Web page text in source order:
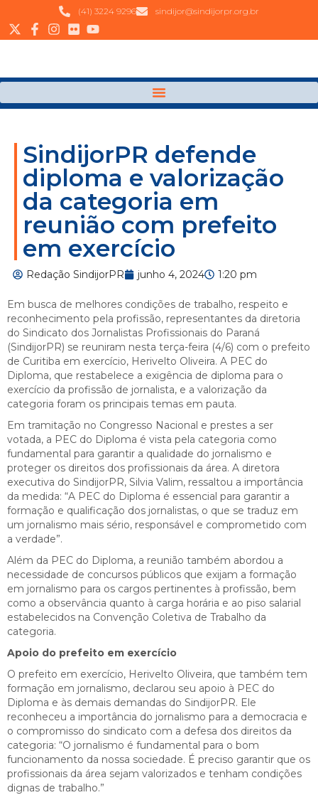
(41) 3224 9296 sindijor@sindijorpr.org.br
SindijorPR defende
diploma e valorização
da categoria em
reunião com prefeito
em exercício
Redação SindijorPR junho 4, 2024 1:20 pm
Em busca de melhores condições de trabalho, respeito e
reconhecimento pela profissão, representantes da diretoria
do Sindicato dos Jornalistas Profissionais do Paraná
(SindijorPR) se reuniram nesta terça-feira (4/6) com o prefeito
de Curitiba em exercício, Herivelto Oliveira. A PEC do
Diploma, que restabelece a exigência de diploma para o
exercício da profissão de jornalista, e a valorização da
categoria foram os principais temas em pauta.
Em tramitação no Congresso Nacional e prestes a ser
votada, a PEC do Diploma é vista pela categoria como
fundamental para garantir a qualidade do jornalismo e
proteger os direitos dos profissionais da área. A diretora
executiva do SindijorPR, Silvia Valim, ressaltou a importância
da medida: “A PEC do Diploma é essencial para garantir a
formação e qualificação dos jornalistas, o que se traduz em
um jornalismo mais sério, responsável e comprometido com
a verdade”.
Além da PEC do Diploma, a reunião também abordou a
necessidade de concursos públicos que exijam a formação
em jornalismo para os cargos pertinentes à profissão, bem
como a observância quanto à carga horária e ao piso salarial
estabelecidos na Convenção Coletiva de Trabalho da
categoria.
Apoio do prefeito em exercício
O prefeito em exercício, Herivelto Oliveira, que também tem
formação em jornalismo, declarou seu apoio à PEC do
Diploma e às demais demandas do SindijorPR. Ele
reconheceu a importância do jornalismo para a democracia e
o compromisso do sindicato com a defesa dos direitos da
categoria: “O jornalismo é fundamental para o bom
funcionamento da nossa sociedade. É preciso garantir que os
profissionais da área sejam valorizados e tenham condições
dignas de trabalho.”